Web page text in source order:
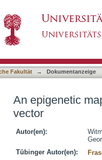
Fakultät → Dokumentanzeige
An epigenetic
vector
Autor(en):
Tübinger Autor(en):